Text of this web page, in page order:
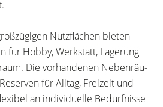
Nutzflächen bieten
für Hobby, Werkstatt, Lagerung
Die vorhandenen Nebenräu-
für Alltag, Freizeit und
an individuelle Bedürfnisse